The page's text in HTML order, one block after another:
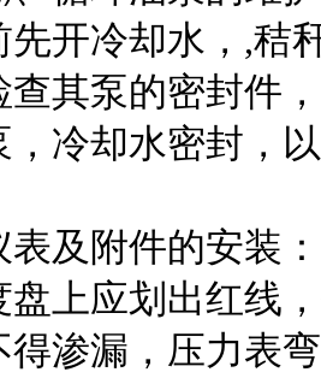
先开冷却水，,秸
查其泵的密封件
，冷却水密封，
及附件的安装
盘上应划出红线
得渗漏，压力表